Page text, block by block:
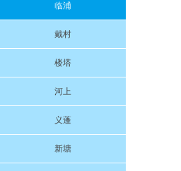
临浦
戴村
楼塔
河上
义蓬
新塘